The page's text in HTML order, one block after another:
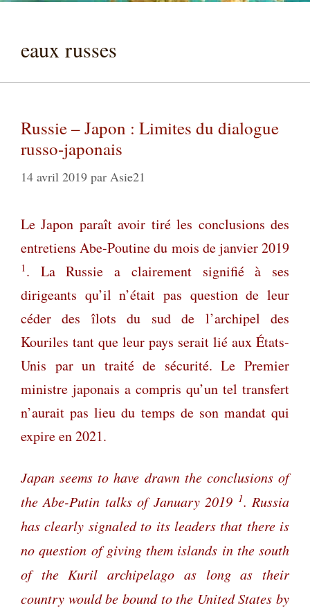
eaux russes
Russie – Japon : Limites du dialogue
russo-japonais
14 avril 2019 par Asie21
Le Japon paraît avoir tiré les conclusions des
entretiens Abe-Poutine du mois de janvier 2019
1 . La Russie a clairement signifié à ses
dirigeants qu’il n’était pas question de leur
céder des îlots du sud de l’archipel des
Kouriles tant que leur pays serait lié aux États-
Unis par un traité de sécurité. Le Premier
ministre japonais a compris qu’un tel transfert
n’aurait pas lieu du temps de son mandat qui
expire en 2021.
Japan seems to have drawn the conclusions of
the Abe-Putin talks of January 2019 1. Russia
has clearly signaled to its leaders that there is
no question of giving them islands in the south
of the Kuril archipelago as long as their
country would be bound to the United States by